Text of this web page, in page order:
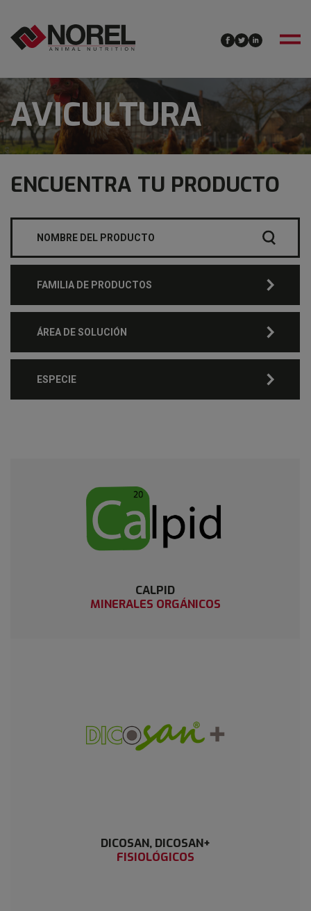
AVICULTURA
ENCUENTRA TU PRODUCTO
FAMILIA DE PRODUCTOS
ÁREA DE SOLUCIÓN
ESPECIE
CALPID
MINERALES ORGÁNICOS
DICOSAN, DICOSAN+
FISIOLÓGICOS